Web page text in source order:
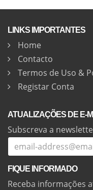
LINKS IMPORTANTES
Home
Contacto
Termos de Uso &
Registar Conta
ATUALIZAÇÕES DE E-
Subscreva a
FIQUE INFORMADO
Receba informações